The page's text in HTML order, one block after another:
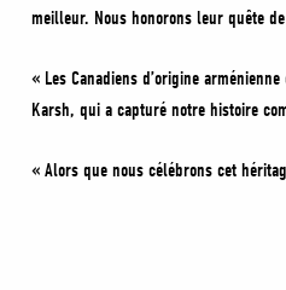
meilleur. Nous honorons leur quête
« Les Canadiens d’origine
Karsh, qui a capturé notre histoire
« Alors que nous célébrons cet